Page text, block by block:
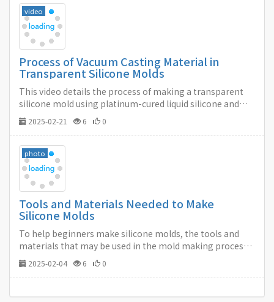
video
Process of Vacuum Casting Material in
Transparent Silicone Molds
This video details the process of making a transparent
silicone mold using platinum-cured liquid silicone and
vacuum casting the material in the silicone mold. This
video can give you an understanding of the vacuum
2025-02-21 6 0
photo
Tools and Materials Needed to Make
Silicone Molds
To help beginners make silicone molds, the tools and
materials that may be used in the mold making process
are listed below. You can choose and prepare according to
your actual situation.…
2025-02-04 6 0